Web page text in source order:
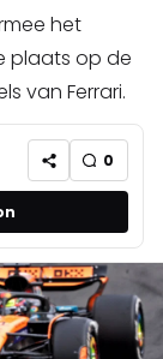
het
plaats op de
van Ferrari.
0